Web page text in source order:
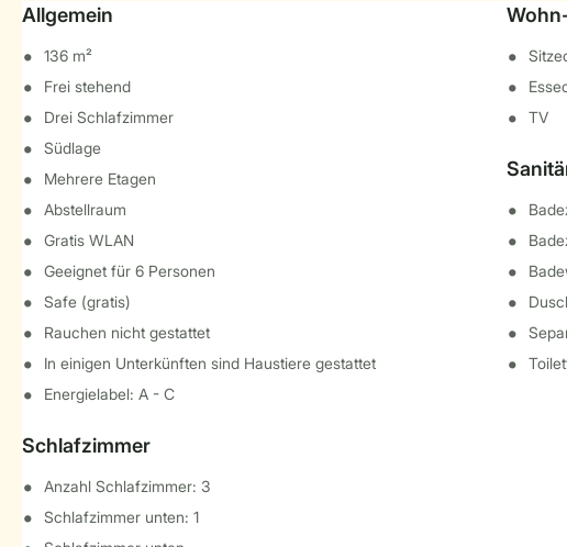
Allgemein
136 m²
Frei stehend
Drei Schlafzimmer
Südlage
Mehrere Etagen
Abstellraum
Gratis WLAN
Geeignet für 6 Personen
Safe (gratis)
Rauchen nicht gestattet
In einigen Unterkünften sind Haustiere gestattet
Energielabel: A - C
Schlafzimmer
Anzahl Schlafzimmer: 3
Schlafzimmer unten: 1
TV